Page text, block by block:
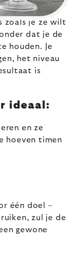
zoals je ze wilt
dat je de
houden. Je
het niveau
is
ideaal:
en ze
hoeven timen
één doel –
zul je de
gewone